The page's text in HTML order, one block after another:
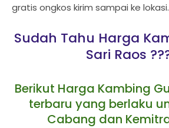
gratis ongkos kirim sampai ke lokasi.
Sudah Tahu Harga
Sari Raos
Berikut Harga Kambing
terbaru yang berlaku
Cabang dan